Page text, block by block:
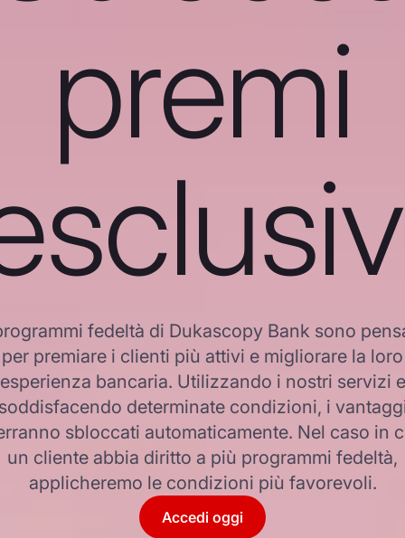
premi
fedeltà di Dukascopy Bank sono
per premiare i clienti più attivi e migliorare la loro
esperienza bancaria. Utilizzando i nostri servizi e
determinate condizioni, i
sbloccati automaticamente. Nel caso in
un cliente abbia diritto a più programmi fedeltà,
applicheremo le condizioni più favorevoli.
Accedi oggi